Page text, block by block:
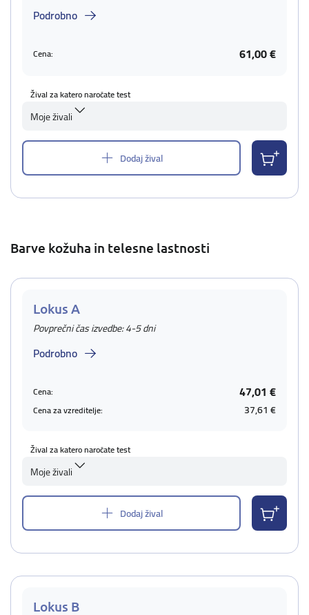
Podrobno
Cena: 61,00 €
Žival za katero naročate test
Moje živali
Dodaj žival
Barve kožuha in telesne lastnosti
Lokus A
Povprečni čas izvedbe: 4-5 dni
Podrobno
Cena: 47,01 €
Cena za vzreditelje: 37,61 €
Žival za katero naročate test
Moje živali
Dodaj žival
Lokus B